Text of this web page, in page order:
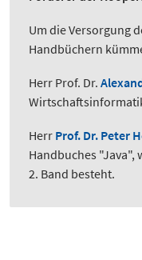
Um die Versorgung
Handbüchern
Herr Prof. Dr.
Herr Prof. Dr. Peter
Handbuches "Java",
2. Band besteht.